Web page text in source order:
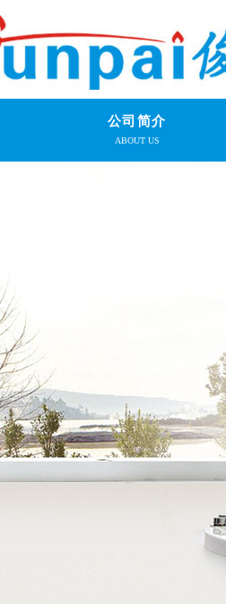
公司简介
ABOUT US